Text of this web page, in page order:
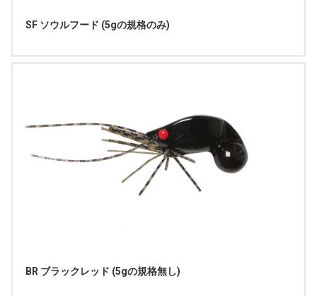
SF ソウルフード (5gの規格のみ)
BR ブラックレッド (5gの規格無し)